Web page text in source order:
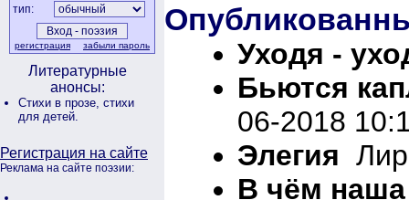
тип:
регистрация забыли пароль
Литературные
анонсы:
Стихи в прозе, стихи
для детей.
Регистрация на сайте
Реклама на сайте поэзии:
Уходя -
Бьются
06-2018
Элегия
В чём наша